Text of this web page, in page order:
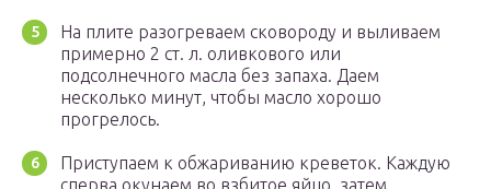
На плите разогреваем сковороду и выливаем
примерно 2 ст. л. оливкового или
подсолнечного масла без запаха. Даем
несколько минут, чтобы масло хорошо
прогрелось.
Приступаем к обжариванию креветок. Каждую
сперва окунаем во взбитое яйцо, затем